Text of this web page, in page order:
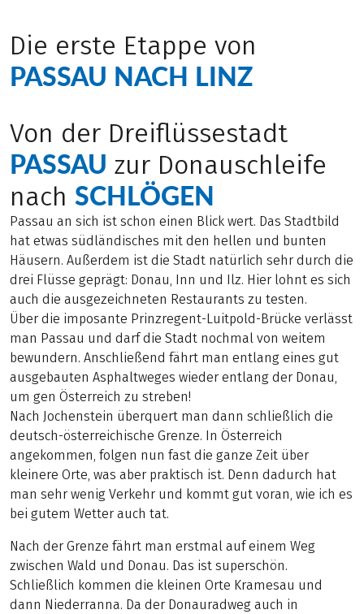
Die erste Etappe von
PASSAU NACH LINZ
Von der Dreiflüssestadt
PASSAU zur Donauschleife
nach SCHLÖGEN
Passau an sich ist schon einen Blick wert. Das Stadtbild
hat etwas südländisches mit den hellen und bunten
Häusern. Außerdem ist die Stadt natürlich sehr durch die
drei Flüsse geprägt: Donau, Inn und Ilz. Hier lohnt es sich
auch die ausgezeichneten Restaurants zu testen.
Über die imposante Prinzregent-Luitpold-Brücke verlässt
man Passau und darf die Stadt nochmal von weitem
bewundern. Anschließend fährt man entlang eines gut
ausgebauten Asphaltweges wieder entlang der Donau,
um gen Österreich zu streben!
Nach Jochenstein überquert man dann schließlich die
deutsch-österreichische Grenze. In Österreich
angekommen, folgen nun fast die ganze Zeit über
kleinere Orte, was aber praktisch ist. Denn dadurch hat
man sehr wenig Verkehr und kommt gut voran, wie ich es
bei gutem Wetter auch tat.
Nach der Grenze fährt man erstmal auf einem Weg
zwischen Wald und Donau. Das ist superschön.
Schließlich kommen die kleinen Orte Kramesau und
dann Niederranna. Da der Donauradweg auch in